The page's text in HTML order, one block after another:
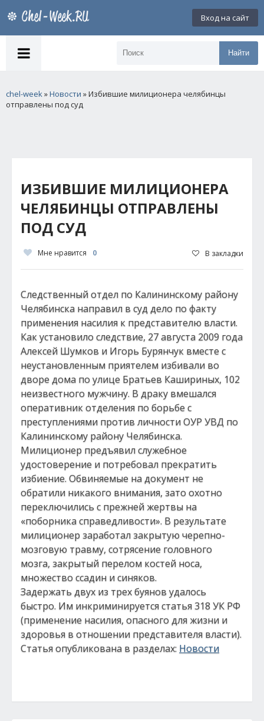
Вход на сайт
Найти
chel-week»Новости » Избившие милиционера челябинцы
отправлены под суд
ИЗБИВШИЕ МИЛИЦИОНЕРА
ЧЕЛЯБИНЦЫ ОТПРАВЛЕНЫ
ПОД СУД
Мне нравится 0 В закладки
Следственный отдел по Калининскому району
Челябинска направил в суд дело по факту
применения насилия к представителю власти.
Как установило следствие, 27 августа 2009 года
Алексей Шумков и Игорь Бурянчук вместе с
неустановленным приятелем избивали во
дворе дома по улице Братьев Кашириных, 102
неизвестного мужчину. В драку вмешался
оперативник отделения по борьбе с
преступлениями против личности ОУР УВД по
Калининскому району Челябинска.
Милиционер предъявил служебное
удостоверение и потребовал прекратить
избиение. Обвиняемые на документ не
обратили никакого внимания, зато охотно
переключились с прежней жертвы на
«поборника справедливости». В результате
милиционер заработал закрытую черепно-
мозговую травму, сотрясение головного
мозга, закрытый перелом костей носа,
множество ссадин и синяков.
Задержать двух из трех буянов удалось
быстро. Им инкриминируется статья 318 УК РФ
(применение насилия, опасного для жизни и
здоровья в отношении представителя власти).
Статья опубликована в разделах: Новости